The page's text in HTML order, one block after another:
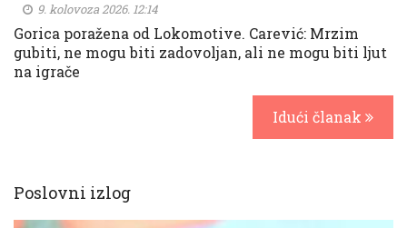
9. kolovoza 2026. 12:14
Gorica poražena od Lokomotive. Carević: Mrzim
gubiti, ne mogu biti zadovoljan, ali ne mogu biti ljut
na igrače
Idući članak
Poslovni izlog